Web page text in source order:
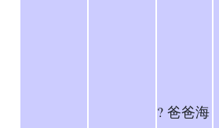
? 爸爸海